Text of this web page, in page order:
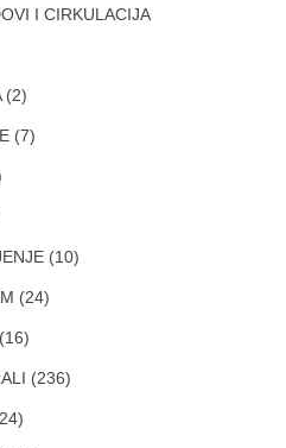
I CIRKULACIJA
(2)
(7)
(10)
(24)
(16)
(236)